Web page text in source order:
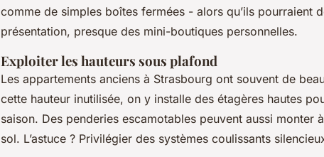
comme de simples boîtes fermées - alors qu’ils pourraient
présentation, presque des mini-boutiques personnelles.
Exploiter les hauteurs sous plafond
Les appartements anciens à Strasbourg ont souvent de
cette hauteur inutilisée, on y installe des étagères hautes
saison. Des penderies escamotables peuvent aussi monter
sol. L’astuce ? Privilégier des systèmes coulissants